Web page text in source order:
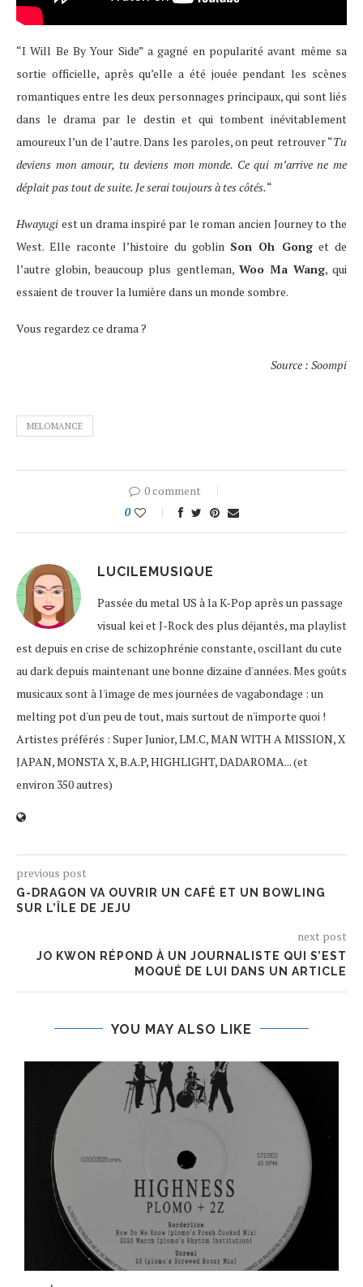
“I Will Be By Your Side” a gagné en popularité avant même sa
sortie officielle, après qu’elle a été jouée pendant les scènes
romantiques entre les deux personnages principaux, qui sont liés
dans le drama par le destin et qui tombent inévitablement
amoureux l’un de l’autre. Dans les paroles, on peut retrouver “Tu
deviens mon amour, tu deviens mon monde. Ce qui m’arrive ne me
déplait pas tout de suite. Je serai toujours à tes côtés.“
Hwayugi est un drama inspiré par le roman ancien Journey to the
West. Elle raconte l’histoire du goblin Son Oh Gonget de
l’autre globin, beaucoup plus gentleman, Woo Ma Wang, qui
essaient de trouver la lumière dans un monde sombre.
Vous regardez ce drama ?
Source : Soompi
MELOMANCE
0 comment
0
LUCILEMUSIQUE
Passée du metal US à la K-Pop après un passage
visual kei et J-Rock des plus déjantés, ma playlist
est depuis en crise de schizophrénie constante, oscillant du cute
au dark depuis maintenant une bonne dizaine d'années. Mes goûts
musicaux sont à l'image de mes journées de vagabondage : un
melting pot d'un peu de tout, mais surtout de n'importe quoi !
Artistes préférés : Super Junior, LM.C, MAN WITH A MISSION, X
JAPAN, MONSTA X, B.A.P, HIGHLIGHT, DADAROMA... (et
environ 350 autres)
previous post
G-DRAGON VA OUVRIR UN CAFÉ ET UN BOWLING
SUR L’ÎLE DE JEJU
next post
JO KWON RÉPOND À UN JOURNALISTE QUI S’EST
MOQUÉ DE LUI DANS UN ARTICLE
YOU MAY ALSO LIKE